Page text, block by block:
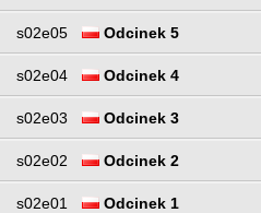
s02e05 Odcinek 5
s02e04 Odcinek 4
s02e03 Odcinek 3
s02e02 Odcinek 2
s02e01 Odcinek 1